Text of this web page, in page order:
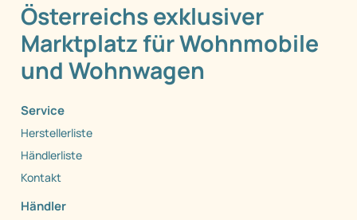
Österreichs exklusiver
Marktplatz für Wohnmobile
und Wohnwagen
Service
Herstellerliste
Händlerliste
Kontakt
Händler